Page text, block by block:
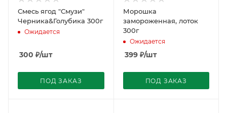
Смесь ягод "Смузи"
Черника&Голубика 300г
Ожидается
300 ₽/шт
ПОД ЗАКАЗ
Морошка
замороженная, лоток
300г
Ожидается
399₽/шт
ПОД ЗАКАЗ